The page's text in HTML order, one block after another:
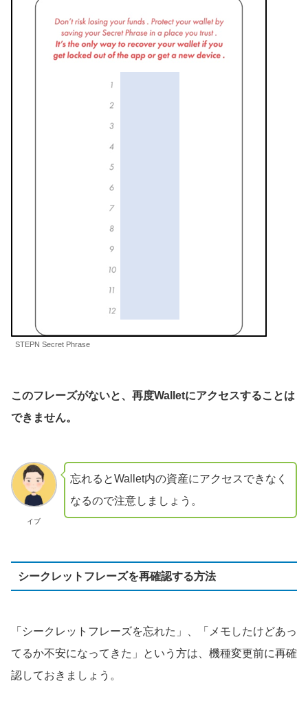
STEPN Secret Phrase
このフレーズがないと、再度Walletにアクセスすることは
できません。
イブ
忘れるとWallet内の資産にアクセスできなく
なるので注意しましょう。
シークレットフレーズを再確認する方法
「シークレットフレーズを忘れた」、「メモしたけどあっ
てるか不安になってきた」という方は、機種変更前に再確
認しておきましょう。